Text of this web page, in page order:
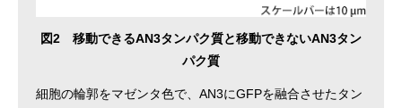
図2 移動できるAN3タンパク質と移動できないAN3タン
パク質
細胞の輪郭をマゼンタ色で、AN3にGFPを融合させたタン